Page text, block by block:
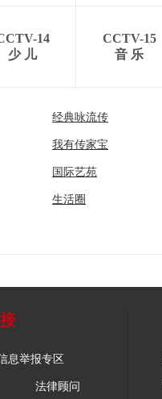
14
少 儿
CCTV-15
音 乐
经典咏流传
我有传家宝
国际艺苑
生活圈
息举报专区
法律顾问